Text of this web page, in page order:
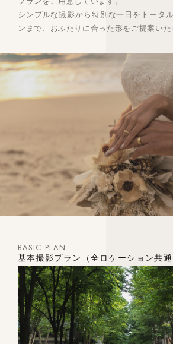
シンプルな撮影から特別な一日をトータ
ンまで、おふたりに合った形をご提案いた
BASIC PLAN
基本撮影プラン（全ロケーション共通